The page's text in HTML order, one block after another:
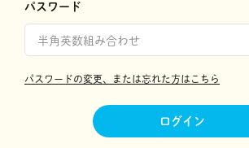
パスワード
パスワードの変更、または忘れた方はこちら
ログイン